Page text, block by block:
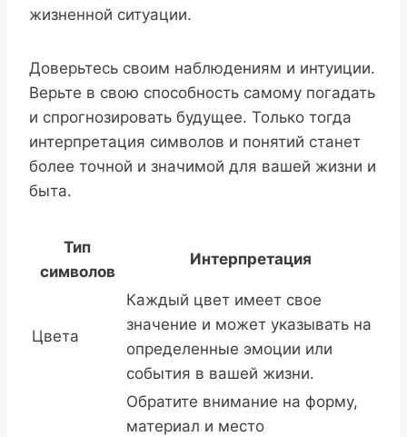
жизненной ситуации.
Доверьтесь своим наблюдениям и интуиции.
Верьте в свою способность самому погадать
и спрогнозировать будущее. Только тогда
интерпретация символов и понятий станет
более точной и значимой для вашей жизни и
быта.
Тип
символов
Интерпретация
Цвета
Каждый цвет имеет свое
значение и может указывать на
определенные эмоции или
события в вашей жизни.
Обратите внимание на форму,
материал и место